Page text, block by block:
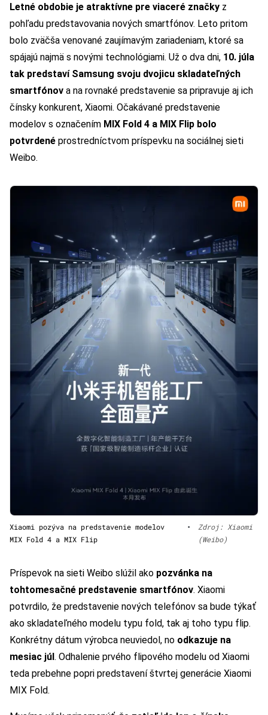
Letné obdobie je atraktívne pre viaceré značky z
pohľadu predstavovania nových smartfónov. Leto pritom
bolo zväčša venované zaujímavým zariadeniam, ktoré sa
spájajú najmä s novými technológiami. Už o dva dni, 10. júla
tak predstaví Samsung svoju dvojicu skladateľných
smartfónov a na rovnaké predstavenie sa pripravuje aj ich
čínsky konkurent, Xiaomi. Očakávané predstavenie
modelov s označením MIX Fold 4 a MIX Flip bolo
potvrdené prostredníctvom príspevku na sociálnej sieti
Weibo.
Xiaomi pozýva na predstavenie modelov
MIX Fold 4 a MIX Flip
•
Zdroj: Xiaomi
(Weibo)
Príspevok na sieti Weibo slúžil ako pozvánka na
tohtomesačné predstavenie smartfónov. Xiaomi
potvrdilo, že predstavenie nových telefónov sa bude týkať
ako skladateľného modelu typu fold, tak aj toho typu flip.
Konkrétny dátum výrobca neuviedol, no odkazuje na
mesiac júl . Odhalenie prvého flipového modelu od Xiaomi
teda prebehne popri predstavení štvrtej generácie Xiaomi
MIX Fold.